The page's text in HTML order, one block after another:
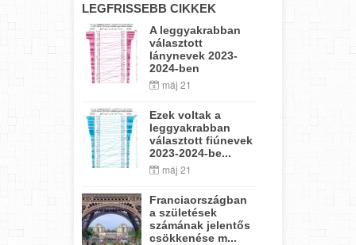
LEGFRISSEBB CIKKEK
A leggyakrabban
választott
lánynevek 2023-
2024-ben
máj 21
Ezek voltak a
leggyakrabban
választott fiúnevek
2023-2024-be...
máj 21
Franciaországban
a születések
számának jelentős
csökkenése m...